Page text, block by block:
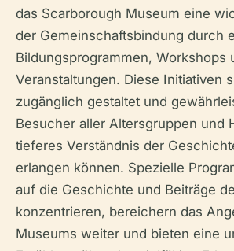
das Scarborough Museum eine
der Gemeinschaftsbindung durch
Bildungsprogrammen, Workshops
Veranstaltungen. Diese Initiativen
zugänglich gestaltet und
Besucher aller Altersgruppen und
tieferes Verständnis der
erlangen können. Spezielle
auf die Geschichte und Beiträge
konzentrieren, bereichern das
Museums weiter und bieten eine